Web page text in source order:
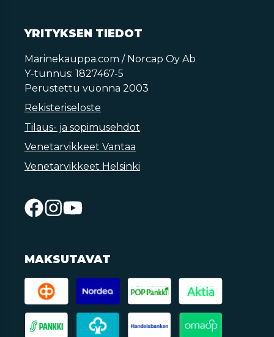
YRITYKSEN TIEDOT
Marinekauppa.com / Norcap Oy Ab
Y-tunnus: 1827467-5
Perustettu vuonna 2003
Rekisteriseloste
Tilaus- ja sopimusehdot
Venetarvikkeet Vantaa
Venetarvikkeet Helsinki
MAKSUTAVAT